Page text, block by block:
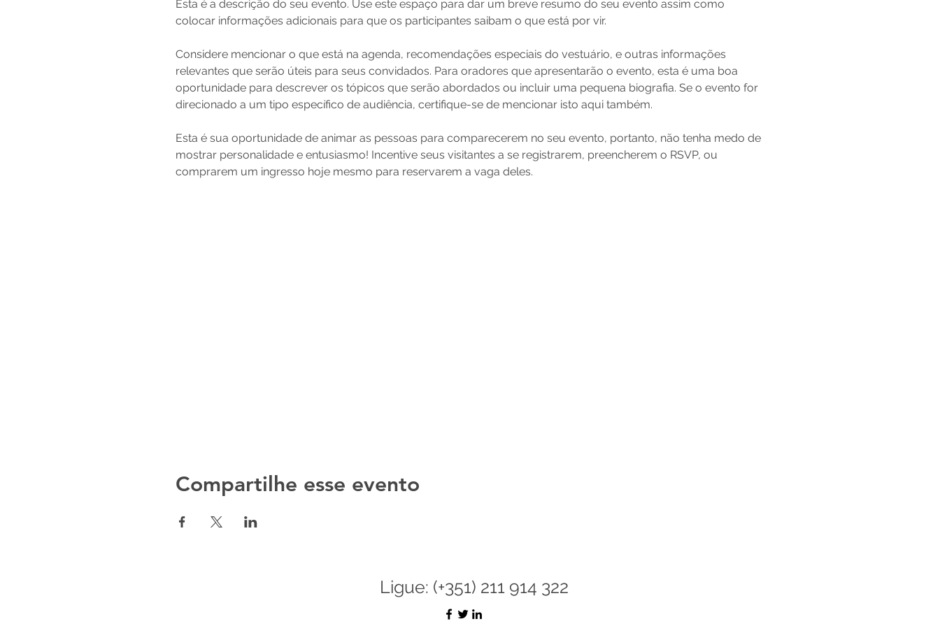
Esta é a descrição do seu evento. Use este espaço para dar um breve resumo do seu evento assim como
colocar informações adicionais para que os participantes saibam o que está por vir.
Considere mencionar o que está na agenda, recomendações especiais do vestuário, e outras informações
relevantes que serão úteis para seus convidados. Para oradores que apresentarão o evento, esta é uma boa
oportunidade para descrever os tópicos que serão abordados ou incluir uma pequena biografia. Se o evento for
direcionado a um tipo específico de audiência, certifique-se de mencionar isto aqui também.
Esta é sua oportunidade de animar as pessoas para comparecerem no seu evento, portanto, não tenha medo de
mostrar personalidade e entusiasmo! Incentive seus visitantes a se registrarem, preencherem o RSVP, ou
Compartilhe esse evento
Ligue: (+351) 211 914 322